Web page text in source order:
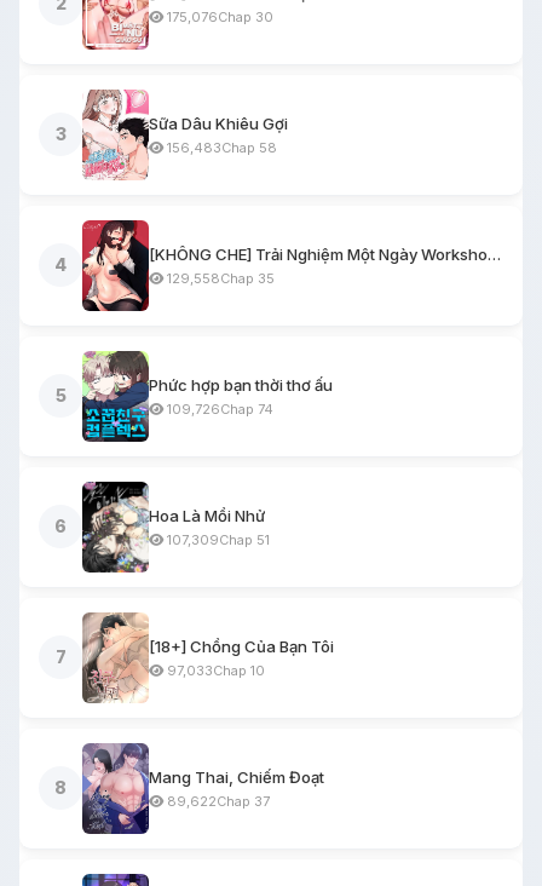
175,076Chap 30
3
Sữa Dâu Khiêu Gợi
156,483Chap 58
4
[KHÔNG CHE] Trải Nghiệm Một Ngày Workshop BDSM
129,558Chap 35
5
Phức hợp bạn thời thơ ấu
109,726Chap 74
6
Hoa Là Mồi Nhử
107,309Chap 51
7
[18+] Chồng Của Bạn Tôi
97,033Chap 10
8
Mang Thai, Chiếm Đoạt
89,622Chap 37